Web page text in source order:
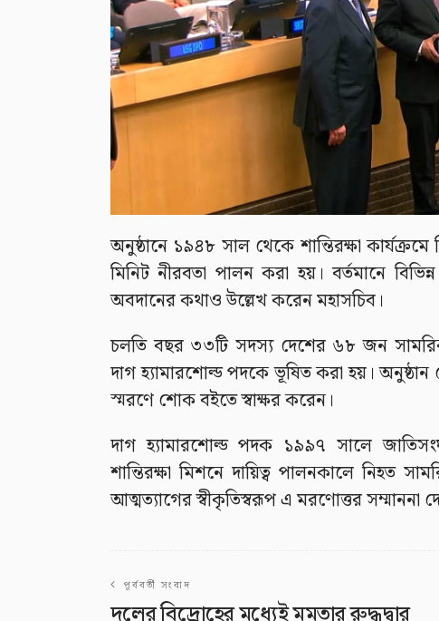
অনুষ্ঠানে ১৯৪৮ সাল থেকে শান্তিরক্ষা
মিনিট নীরবতা পালন করা হয়। বর্তমানে
অবদানের কথাও উল্লেখ করেন মহাসচিব।
চলতি বছর ৩৩টি সদস্য দেশের ৬৮ জন
দাগ হ্যামারশোল্ড পদকে ভূষিত করা হয়। অনুষ্ঠান
স্মরণে শোক বইতে স্বাক্ষর করেন।
দাগ হ্যামারশোল্ড পদক ১৯৯৭ সালে
শান্তিরক্ষা মিশনে দায়িত্ব পালনকালে
আত্মত্যাগের স্বীকৃতিস্বরূপ এ মরণোত্তর সম্মাননা
পূর্ববর্তী সংবাদ